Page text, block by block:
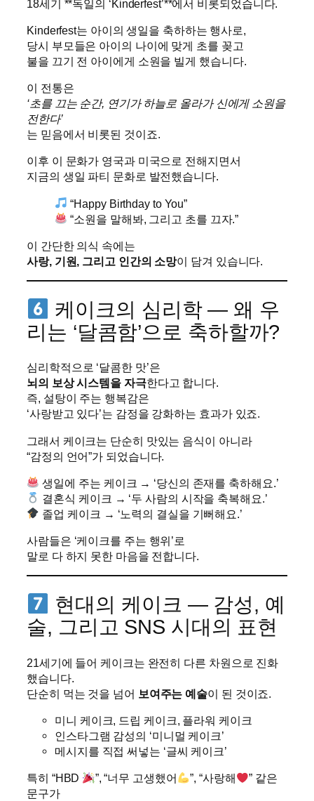
18세기 **독일의 ‘Kinderfest’**에서 비롯되었습니다.
Kinderfest는 아이의 생일을 축하하는 행사로,
당시 부모들은 아이의 나이에 맞게 초를 꽂고
불을 끄기 전 아이에게 소원을 빌게 했습니다.
이 전통은
‘초를 끄는 순간, 연기가 하늘로 올라가 신에게 소원을
전한다’
는 믿음에서 비롯된 것이죠.
이후 이 문화가 영국과 미국으로 전해지면서
지금의 생일 파티 문화로 발전했습니다.
“Happy Birthday to You”
“소원을 말해봐, 그리고 초를 끄자.”
이 간단한 의식 속에는
사랑, 기원, 그리고 인간의 소망이 담겨 있습니다.
케이크의 심리학 — 왜 우
리는 ‘달콤함’으로 축하할까?
심리학적으로 ‘달콤한 맛’은
뇌의 보상 시스템을 자극한다고 합니다.
즉, 설탕이 주는 행복감은
‘사랑받고 있다’는 감정을 강화하는 효과가 있죠.
그래서 케이크는 단순히 맛있는 음식이 아니라
“감정의 언어”가 되었습니다.
생일에 주는 케이크 → ‘당신의 존재를 축하해요.’
결혼식 케이크 → ‘두 사람의 시작을 축복해요.’
졸업 케이크 → ‘노력의 결실을 기뻐해요.’
사람들은 ‘케이크를 주는 행위’로
말로 다 하지 못한 마음을 전합니다.
현대의 케이크 — 감성, 예
술, 그리고 SNS 시대의 표현
21세기에 들어 케이크는 완전히 다른 차원으로 진화
했습니다.
단순히 먹는 것을 넘어 보여주는 예술이 된 것이죠.
미니 케이크, 드립 케이크, 플라워 케이크
인스타그램 감성의 ‘미니멀 케이크’
메시지를 직접 써넣는 ‘글씨 케이크’
특히 “HBD ”, “너무 고생했어 ”, “사랑해
” 같은
문구가